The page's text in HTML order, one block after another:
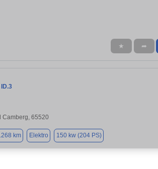
★ ➦
Camberg, 65520
km Elektro 150 kw (204 PS)